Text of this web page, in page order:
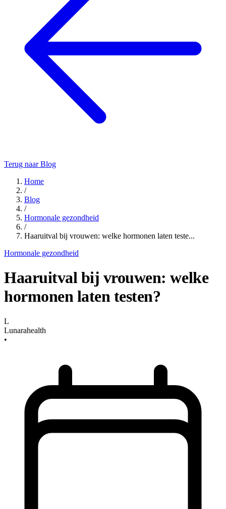
Terug naar Blog
Home
/
Blog
/
Hormonale gezondheid
/
Haaruitval bij vrouwen: welke hormonen laten teste...
Hormonale gezondheid
Haaruitval bij vrouwen: welke
hormonen laten testen?
L
Lunarahealth
•